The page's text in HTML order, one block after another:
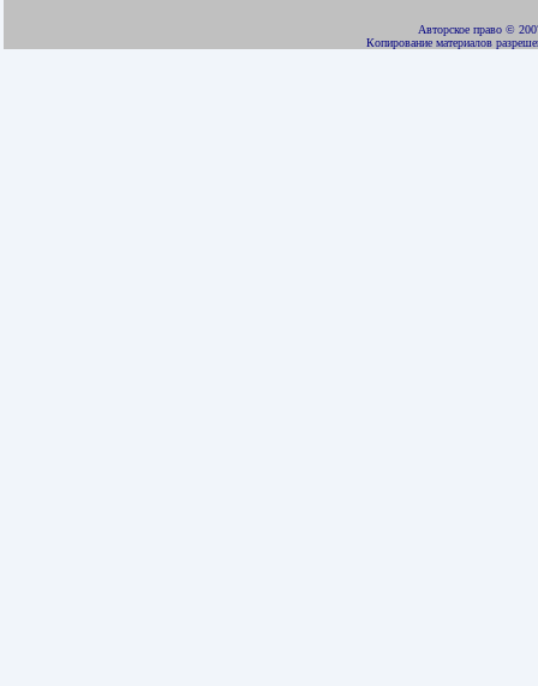
Авторское право ©
Копирование материалов